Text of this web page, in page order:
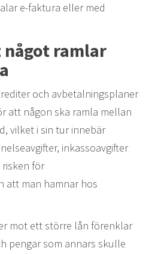
e-faktura eller med
ramlar
och avbetalningsplaner
att någon ska ramla mellan
vilket i sin tur innebär
inkassoavgifter
för
att man hamnar hos
mot ett större lån förenklar
pengar som annars skulle